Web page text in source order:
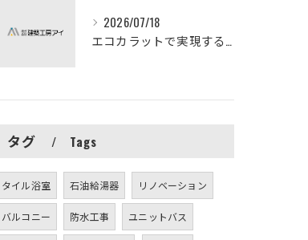
2026/07/18
エコカラットで実現する快適リフォームの秘訣
タグ Tags
タイル浴室 石油給湯器 リノベーション
バルコニー 防水工事 ユニットバス